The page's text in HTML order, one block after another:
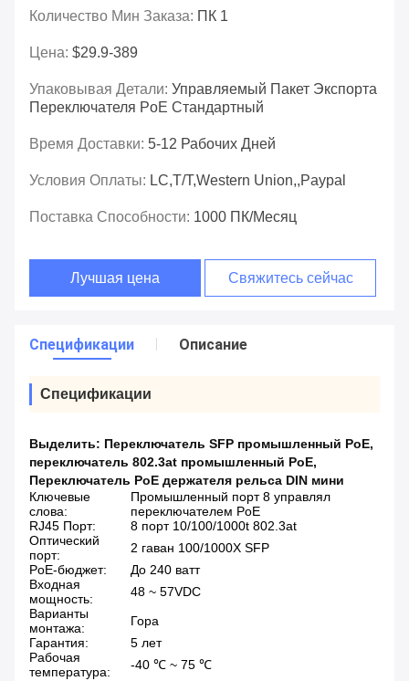
Количество Мин Заказа: ПК 1
Цена: $29.9-389
Упаковывая Детали: Управляемый Пакет Экспорта
Переключателя PoE Стандартный
Время Доставки: 5-12 Рабочих Дней
Условия Оплаты: LC,T/T,Western Union,,Paypal
Поставка Способности: 1000 ПК/месяц
Лучшая цена Свяжитесь сейчас
Спецификации Описание
Спецификации
Выделить: Переключатель SFP промышленный PoE,
переключатель 802.3at промышленный PoE,
Переключатель PoE держателя рельса DIN мини
Ключевые
слова:
Промышленный порт 8 управлял
переключателем PoE
RJ45 Порт:
8 порт 10/100/1000t 802.3at
Оптический
порт:
2 гаван 100/1000X SFP
PoE-бюджет:
До 240 ватт
Входная
мощность:
48 ~ 57VDC
Варианты
монтажа:
Гора
Гарантия:
5 лет
Рабочая
температура:
-40 ℃ ~ 75 ℃